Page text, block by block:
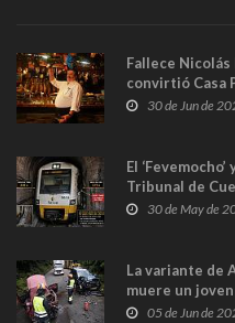
Fallece
convirtió Casa
en Madrid
30 de Jun de
El
Tribunal de
sobrecoste de
30 de May de
La variante de
muere un
frontal
05 de Jun de